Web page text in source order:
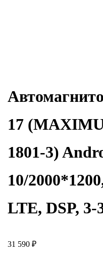
17
1801-3)
10/
LTE, DSP, 3-
31 590 ₽